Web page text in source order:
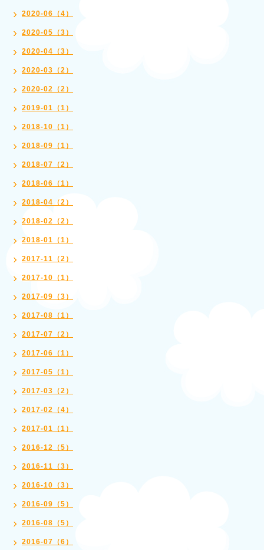
2020-06（4）
2020-05（3）
2020-04（3）
2020-03（2）
2020-02（2）
2019-01（1）
2018-10（1）
2018-09（1）
2018-07（2）
2018-06（1）
2018-04（2）
2018-02（2）
2018-01（1）
2017-11（2）
2017-10（1）
2017-09（3）
2017-08（1）
2017-07（2）
2017-06（1）
2017-05（1）
2017-03（2）
2017-02（4）
2017-01（1）
2016-12（5）
2016-11（3）
2016-10（3）
2016-09（5）
2016-08（5）
2016-07（6）